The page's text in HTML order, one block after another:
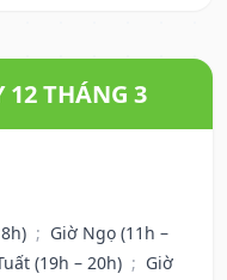
12 THÁNG 3
; Giờ Ngọ (11h –
(19h – 20h) ; Giờ